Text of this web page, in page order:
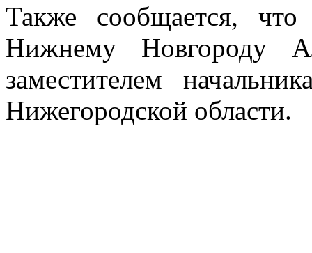
Также сообщается,
Нижнему Новгороду
заместителем
Нижегородской области.